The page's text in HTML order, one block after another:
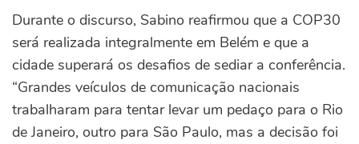
Durante o discurso, Sabino reafirmou que a COP30
será realizada integralmente em Belém e que a
cidade superará os desafios de sediar a conferência.
“Grandes veículos de comunicação nacionais
trabalharam para tentar levar um pedaço para o Rio
de Janeiro, outro para São Paulo, mas a decisão foi